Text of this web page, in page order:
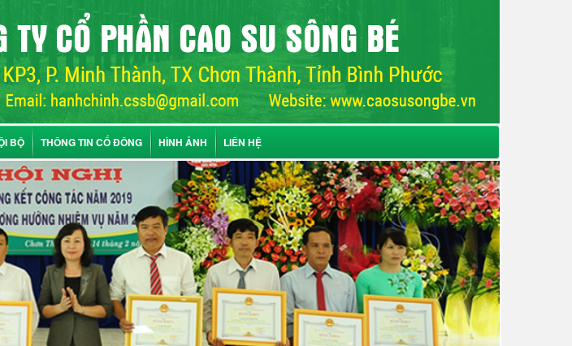
BỘ THÔNG TIN CỔ ĐÔNG HÌNH ẢNH LIÊN HỆ